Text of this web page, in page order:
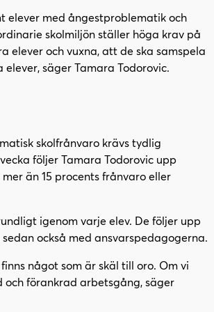
elever med ångestproblematik och
skolmiljön ställer höga krav på
och vuxna, att de ska samspela
säger Tamara Todorovic.
skolfrånvaro krävs tydlig
följer Tamara Todorovic upp
än 15 procents frånvaro eller
igenom varje elev. De följer upp
också med ansvarspedagogerna.
något som är skäl till oro. Om vi
förankrad arbetsgång, säger